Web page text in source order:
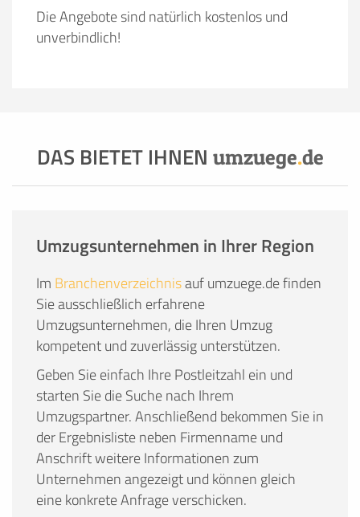
Die Angebote sind natürlich kostenlos und
unverbindlich!
DAS BIETET IHNEN umzuege.de
Umzugsunternehmen in Ihrer Region
Im Branchenverzeichnisauf umzuege.de finden
Sie ausschließlich erfahrene
Umzugsunternehmen, die Ihren Umzug
kompetent und zuverlässig unterstützen.
Geben Sie einfach Ihre Postleitzahl ein und
starten Sie die Suche nach Ihrem
Umzugspartner. Anschließend bekommen Sie in
der Ergebnisliste neben Firmenname und
Anschrift weitere Informationen zum
Unternehmen angezeigt und können gleich
eine konkrete Anfrage verschicken.